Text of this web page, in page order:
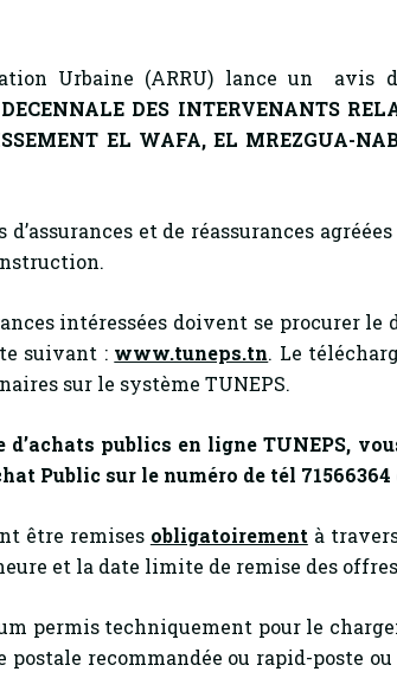
Urbaine (ARRU) lance un avis
DES INTERVENANTS
EL WAFA, EL MREZGUA-
d’assurances et de réassurances
intéressées doivent se procurer
suivant : www.tuneps.tn. Le
sur le système TUNEPS.
publics en ligne TUNEPS,
Public sur le numéro de tél 71566364
être remises obligatoirement à
et la date limite de remise des
permis techniquement pour le
recommandée ou rapid-poste